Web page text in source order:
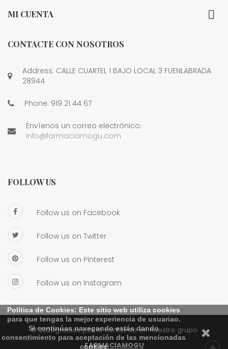
MI CUENTA 
CONTACTE CON NOSOTROS
Address: CALLE CUARTEL 1 BAJO LOCAL 3 FUENLABRADA
28944
Phone: 919 21 44 67
Envíenos un correo electrónico:
info@farmaciamogu.com
FOLLOW US
Follow us on Facebook
Follow us on Twitter
Follow us on Pinterest
Follow us on Instagram
Política de Cookies: Este sitio web utiliza cookies
para que tengas la mejor experiencia de usuariao.
Si continúas navegando estás dando
consentimiento para aceptación de las mencionadas
cookies
© 2020gracias por la confianza en nuestro grupo
FARMACIAMOGU